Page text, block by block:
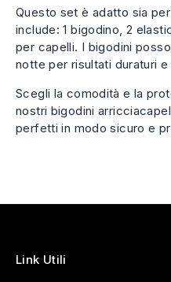
Questo set è adatto sia
include: 1 bigodino, 2
per capelli. I bigodini
notte per risultati duraturi
Scegli la comodità e la
nostri bigodini
perfetti in modo sicuro e
Link Utili